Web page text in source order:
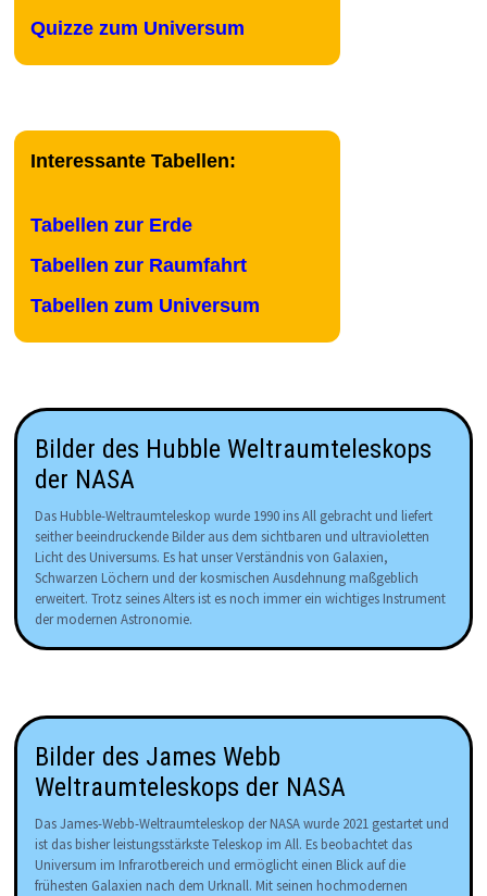
Quizze zum Universum
Interessante Tabellen:
Tabellen zur Erde
Tabellen zur Raumfahrt
Tabellen zum Universum
Bilder des Hubble Weltraumteleskops
der NASA
Das Hubble-Weltraumteleskop wurde 1990 ins All gebracht und liefert
seither beeindruckende Bilder aus dem sichtbaren und ultravioletten
Licht des Universums. Es hat unser Verständnis von Galaxien,
Schwarzen Löchern und der kosmischen Ausdehnung maßgeblich
erweitert. Trotz seines Alters ist es noch immer ein wichtiges Instrument
der modernen Astronomie.
Bilder des James Webb
Weltraumteleskops der NASA
Das James-Webb-Weltraumteleskop der NASA wurde 2021 gestartet und
ist das bisher leistungsstärkste Teleskop im All. Es beobachtet das
Universum im Infrarotbereich und ermöglicht einen Blick auf die
frühesten Galaxien nach dem Urknall. Mit seinen hochmodernen